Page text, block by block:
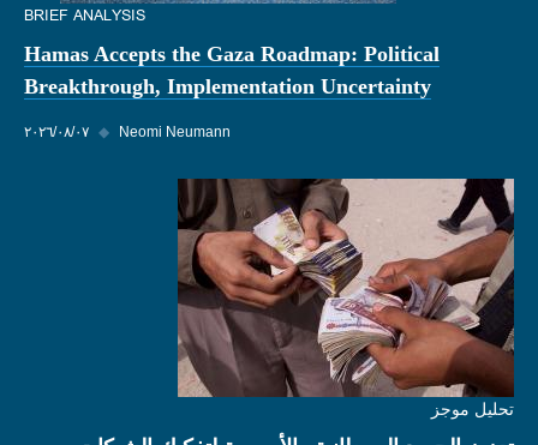
BRIEF ANALYSIS
Hamas Accepts the Gaza Roadmap: Political
Breakthrough, Implementation Uncertainty
٠٧‏/٠٨‏/٢٠٢٦ ◆ Neomi Neumann
تحليل موجز